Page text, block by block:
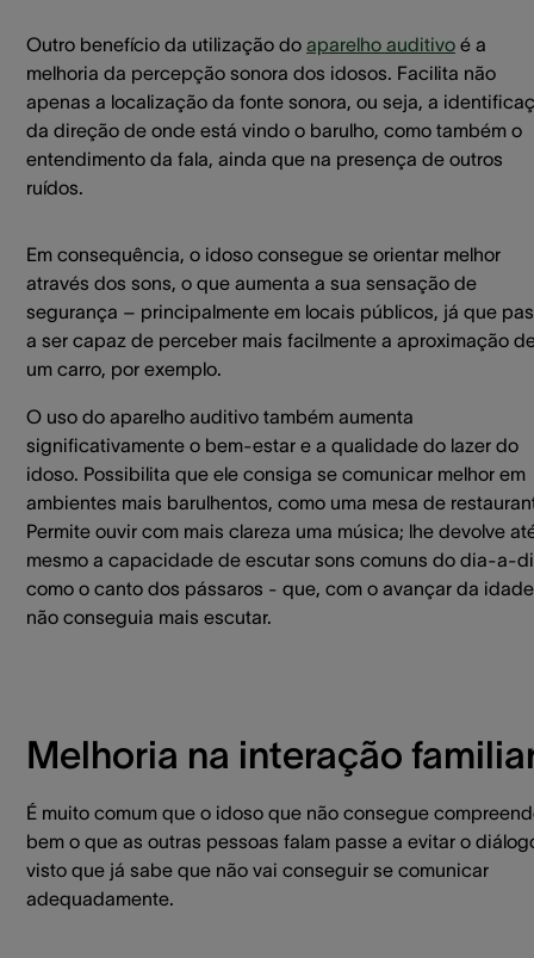
Outro benefício da utilização do aparelho auditivo é a
melhoria da percepção sonora dos idosos. Facilita não
apenas a localização da fonte sonora, ou seja, a
da direção de onde está vindo o barulho, como também o
entendimento da fala, ainda que na presença de outros
ruídos.
Em consequência, o idoso consegue se orientar melhor
através dos sons, o que aumenta a sua sensação de
segurança – principalmente em locais públicos, já que
a ser capaz de perceber mais facilmente a aproximação
um carro, por exemplo.
O uso do aparelho auditivo também aumenta
significativamente o bem-estar e a qualidade do lazer do
idoso. Possibilita que ele consiga se comunicar melhor em
ambientes mais barulhentos, como uma mesa de
Permite ouvir com mais clareza uma música; lhe devolve
mesmo a capacidade de escutar sons comuns do dia-a-
como o canto dos pássaros - que, com o avançar da
não conseguia mais escutar.
Melhoria na interação
É muito comum que o idoso que não consegue
bem o que as outras pessoas falam passe a evitar o
visto que já sabe que não vai conseguir se comunicar
adequadamente.